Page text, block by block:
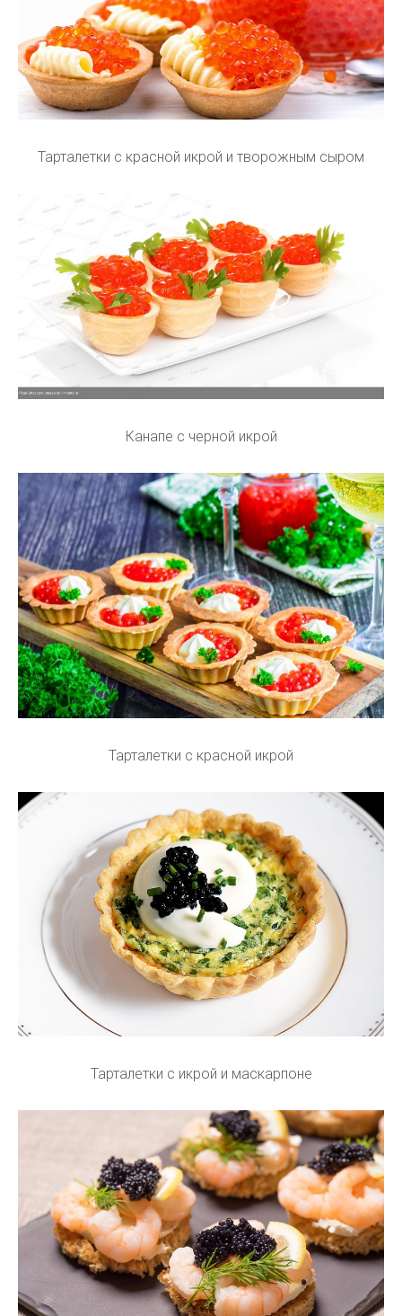
Тарталетки с красной икрой и творожным сыром
Канапе с черной икрой
Тарталетки с красной икрой
Тарталетки с икрой и маскарпоне